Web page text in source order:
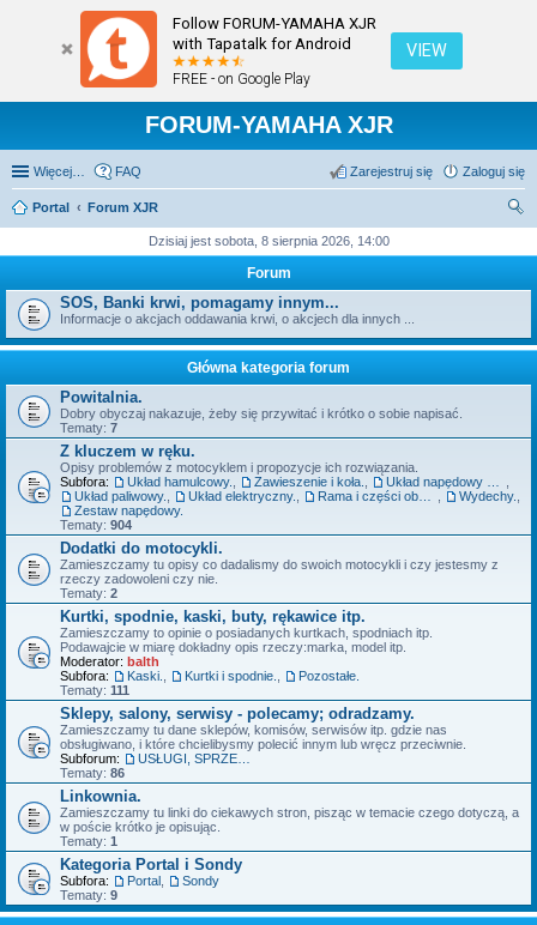
Follow FORUM-YAMAHA XJR
with Tapatalk for Android
FREE - on Google Play
VIEW
FORUM-YAMAHA XJR
Więcej… FAQ Zaloguj się
Zarejestruj się
Portal
Forum XJR
Dzisiaj jest sobota, 8 sierpnia 2026, 14:00
Forum
SOS, Banki krwi, pomagamy innym...
Informacje o akcjach oddawania krwi, o akcjech dla innych ...
Główna kategoria forum
Powitalnia.
Dobry obyczaj nakazuje, żeby się przywitać i krótko o sobie napisać.
Tematy: 7
Z kluczem w ręku.
Opisy problemów z motocyklem i propozycje ich rozwiązania.
Subfora:
Układ hamulcowy. Zawieszenie i koła.
Układ paliwowy.
Układ elektryczny. Wydechy.
Zestaw napędowy.
Tematy: 904
Dodatki do motocykli.
Zamieszczamy tu opisy co dadalismy do swoich motocykli i czy jestesmy z
rzeczy zadowoleni czy nie.
Tematy: 2
Kurtki, spodnie, kaski, buty, rękawice itp.
Zamieszczamy to opinie o posiadanych kurtkach, spodniach itp.
Podawajcie w miarę dokładny opis rzeczy:marka, model itp.
Moderator: balth
Subfora:
Kaski. Kurtki i spodnie.
Pozostałe.
Tematy: 111
Sklepy, salony, serwisy - polecamy; odradzamy.
Zamieszczamy tu dane sklepów, komisów, serwisów itp. gdzie nas
obsługiwano, i które chcielibysmy polecić innym lub wręcz przeciwnie.
Subforum:
Tematy: 86
Linkownia.
Zamieszczamy tu linki do ciekawych stron, pisząc w temacie czego dotyczą, a
w poście krótko je opisując.
Tematy: 1
Kategoria Portal i Sondy
Subfora: Portal
Sondy
Tematy: 9